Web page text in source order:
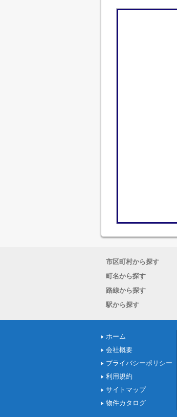
市区町村から探す
町名から探す
路線から探す
駅から探す
ホーム
会社概要
プライバシーポリシー
利用規約
サイトマップ
物件カタログ